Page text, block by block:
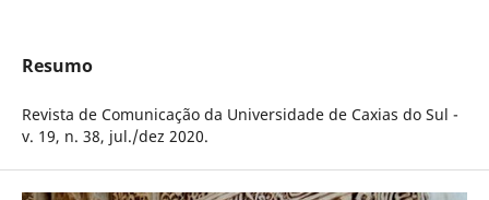
Resumo
Revista de Comunicação da Universidade de Caxias do Sul -
v. 19, n. 38, jul./dez 2020.